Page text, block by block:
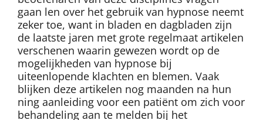
gaan len over het gebruik van hypnose neemt
zeker toe, want in bladen en dagbladen zijn
de laatste jaren met grote regelmaat artikelen
verschenen waarin gewezen wordt op de
mogelijkheden van hypnose bij
uiteenlopende klachten en blemen. Vaak
blijken deze artikelen nog maanden na hun
ning aanleiding voor een patiënt om zich voor
behandeling aan te melden bij het